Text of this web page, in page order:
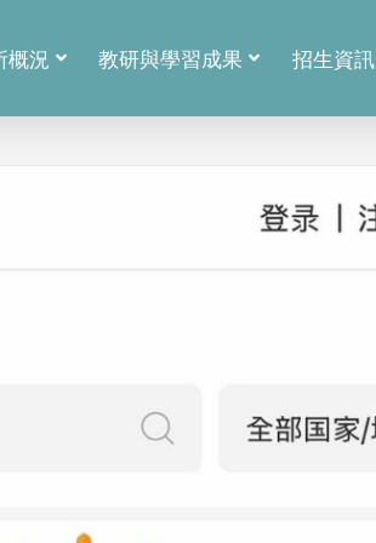
概況 教研與學習成果 招生資訊